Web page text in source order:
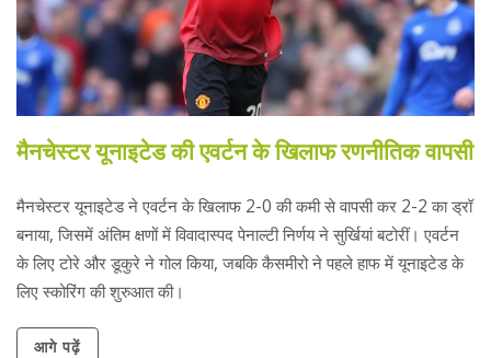
मैनचेस्टर यूनाइटेड की एवर्टन के खिलाफ रणनीतिक वापसी
मैनचेस्टर यूनाइटेड ने एवर्टन के खिलाफ 2-0 की कमी से वापसी कर 2-2 का ड्रॉ
बनाया, जिसमें अंतिम क्षणों में विवादास्पद पेनाल्टी निर्णय ने सुर्खियां बटोरीं। एवर्टन
के लिए टोरे और डूकुरे ने गोल किया, जबकि कैसमीरो ने पहले हाफ में यूनाइटेड के
लिए स्कोरिंग की शुरुआत की।
आगे पढ़ें